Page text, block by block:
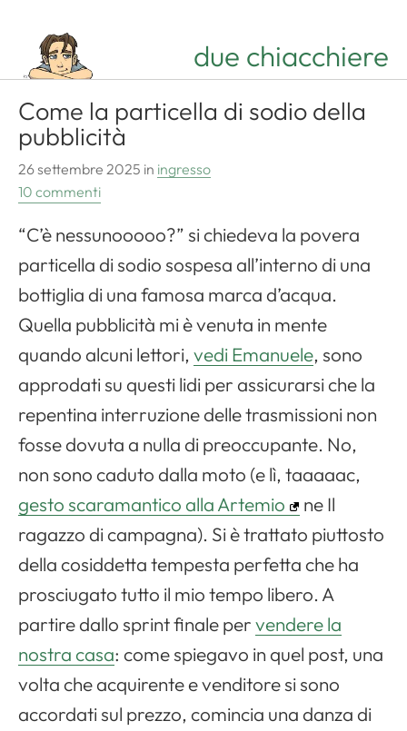
due chiacchiere
Come la particella di sodio della
pubblicità
26 settembre 2025 in ingresso
10 commenti
“C’è nessunooooo?” si chiedeva la povera
particella di sodio sospesa all’interno di una
bottiglia di una famosa marca d’acqua.
Quella pubblicità mi è venuta in mente
quando alcuni lettori, vedi Emanuele, sono
approdati su questi lidi per assicurarsi che la
repentina interruzione delle trasmissioni non
fosse dovuta a nulla di preoccupante. No,
non sono caduto dalla moto (e lì, taaaaac,
gesto scaramantico alla Artemio
ne Il
ragazzo di campagna). Si è trattato piuttosto
della cosiddetta tempesta perfetta che ha
prosciugato tutto il mio tempo libero. A
partire dallo sprint finale pervendere la
nostra casa: come spiegavo in quel post, una
volta che acquirente e venditore si sono
accordati sul prezzo, comincia una danza di